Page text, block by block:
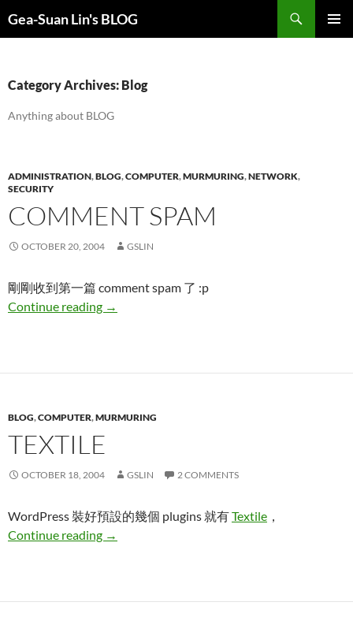
Gea-Suan Lin's BLOG
Category Archives: Blog
Anything about BLOG
ADMINISTRATION,BLOG,COMPUTER,MURMURING,NETWORK,
SECURITY
COMMENT SPAM
OCTOBER 20, 2004 GSLIN
剛剛收到第一篇 comment spam 了 :p
Continue reading comment spam
→
BLOG,COMPUTER,MURMURING
TEXTILE
OCTOBER 18, 2004 GSLIN 2 COMMENTS
WordPress 裝好預設的幾個 plugins 就有Textile ，
Continue reading Textile
→